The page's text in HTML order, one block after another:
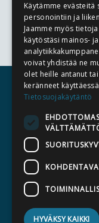
Käytämme evästeitä
personointiin ja
Jaamme myös
käytöstäsi mainos- ja
voivat yhdistää ne
olet heille antanut
keränneet
Tietosuojakäytäntö
HYVÄKSY KAIKKI